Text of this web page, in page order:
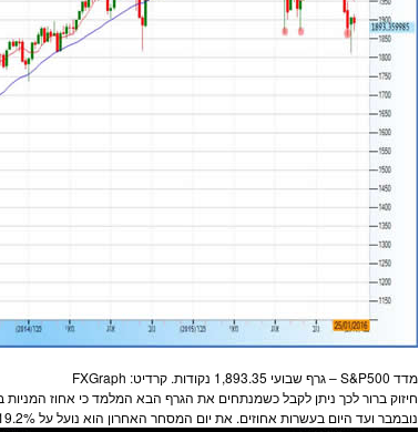
מדד S&P500 – גרף שבועי 1,893.35 נקודות. קרדיט: FXGraph
חיזוק ברור לכך ניתן לקבל כשמנתחים את הגרף הבא המלמד כי אחוז המניות
נובמבר ועד היום בעשרות אחוזים. את יום המסחר האחרון הוא נועל על 19.2% בלבד !